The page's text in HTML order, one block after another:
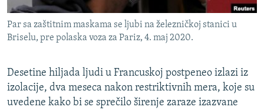
VIŠE OD NASLOVA
GENOCID U SREBRENICI
TV LIBERTY
POST SCRIPTUM
PRATITE NAS
Sve RFE/RL stranice
Par sa zaštitnim maskama se ljubi na železničkoj stanici u
Briselu, pre polaska voza za Pariz, 4. maj 2020.
Desetine hiljada ljudi u Francuskoj postpeneo izlazi iz
izolacije, dva meseca nakon restriktivnih mera, koje su
uvedene kako bi se sprečilo širenje zaraze izazvane